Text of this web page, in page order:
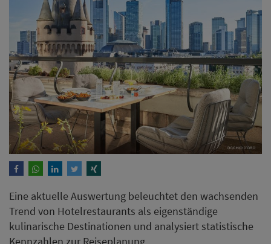
Eine aktuelle Auswertung beleuchtet den wachsenden
Trend von Hotelrestaurants als eigenständige
kulinarische Destinationen und analysiert statistische
Kennzahlen zur Reiseplanung.